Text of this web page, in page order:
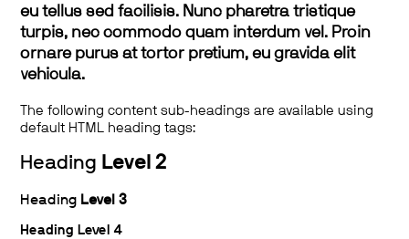
eu tellus sed facilisis. Nunc pharetra tristique
turpis, nec commodo quam interdum vel. Proin
ornare purus at tortor pretium, eu gravida elit
vehicula.
The following content sub-headings are available using
default HTML heading tags:
Heading Level 2
Heading Level 3
Heading Level 4